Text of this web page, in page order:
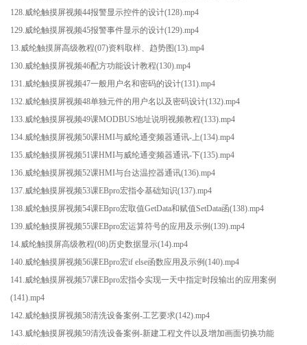
128.威纶触摸屏视频44报警显示控件的设计(128).mp4
129.威纶触摸屏视频45报警事件显示的设计(129).mp4
13.威纶触摸屏高级教程(07)资料取样、趋势图(13).mp4
130.威纶触摸屏视频46配方功能设计教程(130).mp4
131.威纶触摸屏视频47一般用户名和密码的设计(131).mp4
132.威纶触摸屏视频48单独元件的用户名以及密码设计(132).mp4
133.威纶触摸屏视频49课MODBUS地址说明视频教程(133).mp4
134.威纶触摸屏视频50课HMI与威纶通变频器通讯-上(134).mp4
135.威纶触摸屏视频51课HMI与威纶通变频器通讯-下(135).mp4
136.威纶触摸屏视频52课HMI与台达温控器通讯(136).mp4
137.威纶触摸屏视频53课EBpro宏指令基础知识(137).mp4
138.威纶触摸屏视频54课EBpro宏取值GetData和赋值SetData函(138).mp4
139.威纶触摸屏视频55课EBpro宏运算符号的应用及示例(139).mp4
14.威纶触摸屏高级教程(08)历史数据显示(14).mp4
140.威纶触摸屏视频56课EBpro宏if else函数应用及示例(140).mp4
141.威纶触摸屏视频57课EBpro宏指令实现一天中指定时段输出的应用案例
(141).mp4
142.威纶触摸屏视频58清洗设备案例-工艺要求(142).mp4
143.威纶触摸屏视频59清洗设备案例-新建工程文件以及增加画面切换功能